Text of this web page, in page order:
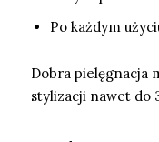
Po każdym
Dobra pielęgnacja
stylizacji nawet do